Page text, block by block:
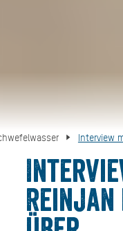
Interview